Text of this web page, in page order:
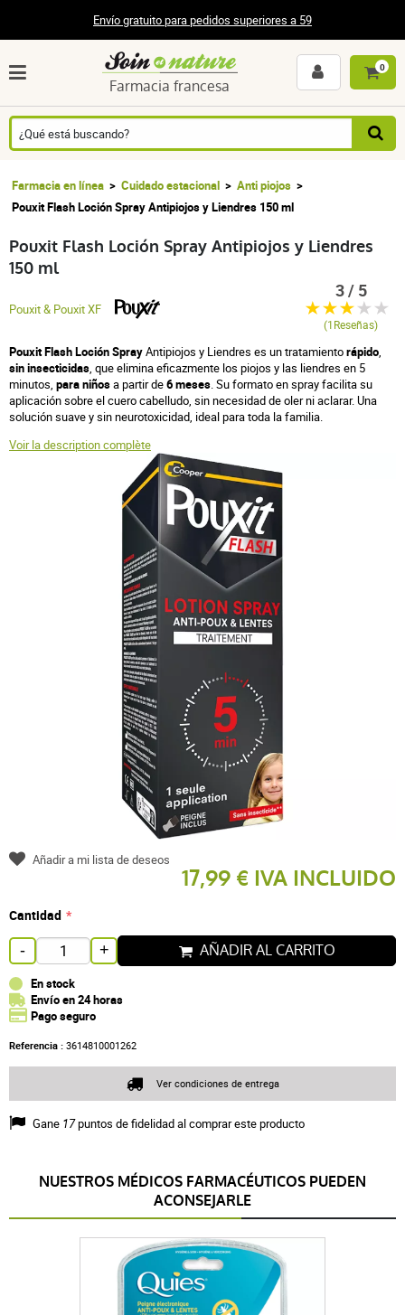
Envío gratuito para pedidos superiores a 59
Farmacia francesa
0
Farmacia en línea Cuidado estacional
Anti piojos
Pouxit Flash Loción Spray Antipiojos y Liendres 150 ml
Pouxit Flash Loción Spray Antipiojos y Liendres
150 ml
Pouxit & Pouxit XF
Pouxit Flash Loción SprayAntipiojos y Liendres es un tratamientorápido,
sin insecticidas, que elimina eficazmente los piojos y las liendres en 5
minutos, para niñosa partir de6 meses. Su formato en spray facilita su
aplicación sobre el cuero cabelludo, sin necesidad de oler ni aclarar. Una
solución suave y sin neurotoxicidad, ideal para toda la familia.
Voir la description complète
17,99 € IVA INCLUIDO
Cantidad
- + AÑADIR AL CARRITO
En stock
Envío en 24 horas
Pago seguro
Referencia : 3614810001262
Gane 17puntos de fidelidad al comprar este producto
3 / 5
(1Reseñas)
Añadir a mi lista de deseos
Ver condiciones de entrega
NUESTROS MÉDICOS FARMACÉUTICOS PUEDEN
ACONSEJARLE